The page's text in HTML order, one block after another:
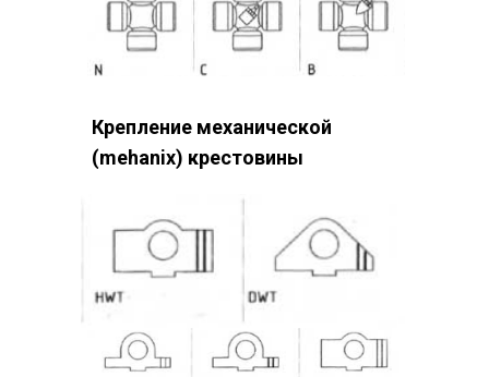
Крепление механической
(mehanix) крестовины